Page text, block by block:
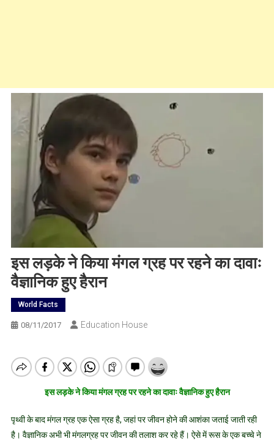
इस लड़के ने किया मंगल ग्रह पर रहने का दावाः
वैज्ञानिक हुए हैरान
World Facts
08/11/2017 Education House
इस लड़के ने किया मंगल ग्रह पर रहने का दावाः वैज्ञानिक हुए हैरान
पृथ्वी के बाद मंगल ग्रह एक ऐसा ग्रह है, जहां पर जीवन होने की आशंका जताई जाती रही
है। वैज्ञानिक अभी भी मंगलग्रह पर जीवन की तलाश कर रहे हैं। ऐसे में रूस के एक बच्चे ने